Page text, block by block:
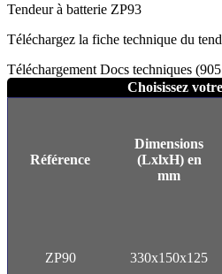
Tendeur à batterie ZP93
Téléchargez la fiche technique du
Téléchargement Docs techniques
Choisissez
Référence
Dimensions
(LxlxH) en
mm
ZP90 330x150x125